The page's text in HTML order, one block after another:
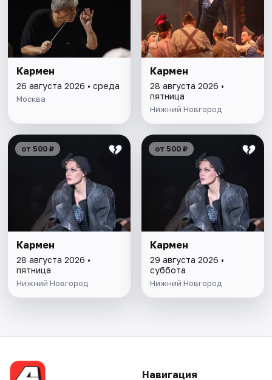
Кармен
26 августа 2026 • среда
Москва
Кармен
28 августа 2026 •
пятница
Нижний Новгород
от 500 ₽
Кармен
28 августа 2026 •
пятница
Нижний Новгород
от 500 ₽
Кармен
29 августа 2026 •
суббота
Нижний Новгород
Навигация